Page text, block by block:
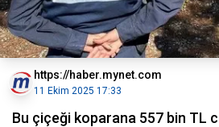
https://haber.mynet.com
11 Ekim 2025 17:33
Bu çiçeği koparana 557 bin TL